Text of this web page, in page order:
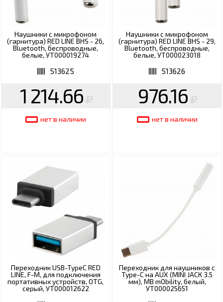
Наушники с микрофоном
(гарнитура) RED LINE BHS - 26,
Bluetooth, беспроводные,
белые, УТ000019274
513625
1 214.66
нет в наличии
Наушники с микрофоном
(гарнитура) RED LINE BHS - 29,
Bluetooth, беспроводные,
белые, УТ000023018
513626
976.16
нет в наличии
Переходник USB-TypeC RED
LINE, F-M, для подключения
портативных устройств, OTG,
серый, УТ000012622
Переходник для наушников с
Type-C на AUX (MINI JACK 3.5
мм), MB mObility, белый,
УТ000025651